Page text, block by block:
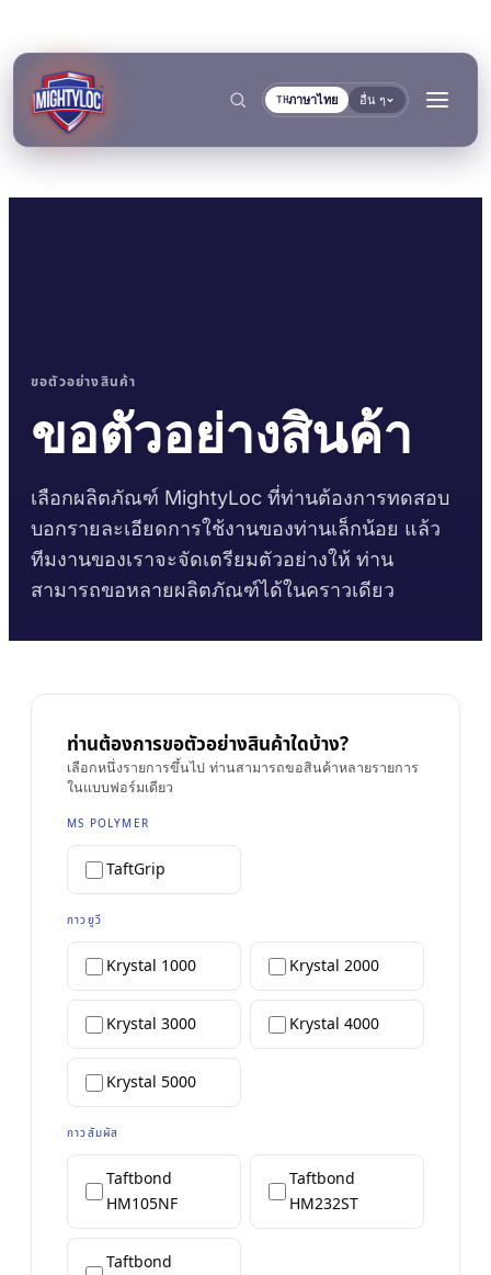
THภาษาไทย อื่น ๆ
→
การยึดติดและการบ่ม
Krystal 1000 กาวยูวี
กาวยูวี
การอุดและการล็อก
Taftflex 6221
สารซีลแลนท์โพลียูรีเทน
Taftflex 6292
Taftlock 22
ดูเพิ่มเติม
เทปโฟมอะคริลิก
AFT 1080GF เทปโฟมอะคริลิก
AFT 1120GF
AFT 1200GF
AFT 2064WF เทปโฟมอะคริลิก
ดูเพิ่มเติม→
งานก่อสร้างและผลิต
งาน DIY
ป้ายและสัญลักษณ์
งานไม้
การขนส่งและการเดินเรือ
บรรทุก
ตลาดอะไหล่ยานยนต์
การเดินเรือและเรือยอชต์
เลือกตามวัสดุ
กระจกและเซรามิก
พลาสติก (ไม่รวม
PP/PE)
วัสดุคอมโพสิตและไฟ
เบอร์กลาส
เอกสาร
เอกสารข้อมูลความ
ปลอดภัย
เครื่องมือ
เครื่องมือเลือกพื้นผิว
คู่มือเวลาบ่มกาว
คู่มืออุณหภูมิการใช้งาน
ขอตัวอย่างสินค้า
ขอตัวอย่างสินค้า
เลือกผลิตภัณฑ์ MightyLoc ที่ท่านต้องการทดสอบ
บอกรายละเอียดการใช้งานของท่านเล็กน้อย แล้ว
ทีมงานของเราจะจัดเตรียมตัวอย่างให้ ท่าน
สามารถขอหลายผลิตภัณฑ์ได้ในคราวเดียว
ท่านต้องการขอตัวอย่างสินค้าใดบ้าง?
เลือกหนึ่งรายการขึ้นไป ท่านสามารถขอสินค้าหลายรายการ
ในแบบฟอร์มเดียว
MS POLYMER
TaftGrip
กาวยูวี
Krystal 1000 Krystal 2000
Krystal 3000 Krystal 4000
Krystal 5000
กาวสัมผัส
Taftbond
HM105NF
Taftbond
HM232ST
Taftbond